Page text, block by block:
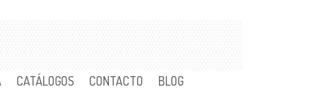
CATÁLOGOS CONTACTO BLOG